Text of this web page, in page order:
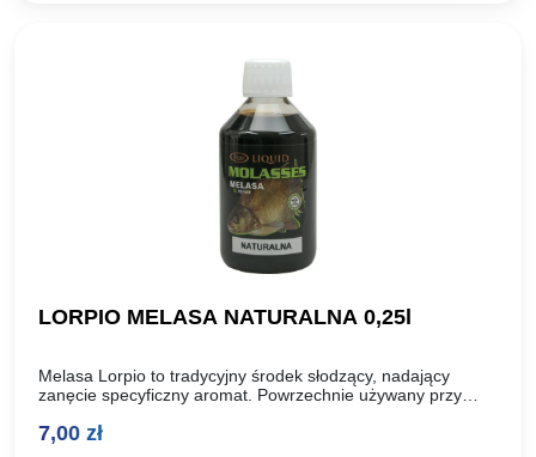
LORPIO MELASA NATURALNA 0,25l
Melasa Lorpio to tradycyjny środek słodzący, nadający
zanęcie specyficzny aromat. Powrzechnie używany przy
wyciśnięcia butelkach. Nigdy więcej problemów…
7,00 zł